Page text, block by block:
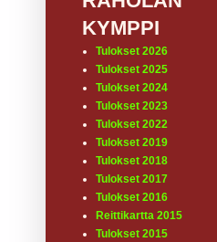
KYMPPI
Tulokset 2026
Tulokset 2025
Tulokset 2024
Tulokset 2023
Tulokset 2022
Tulokset 2019
Tulokset 2018
Tulokset 2017
Tulokset 2016
Reittikartta 2015
Tulokset 2015